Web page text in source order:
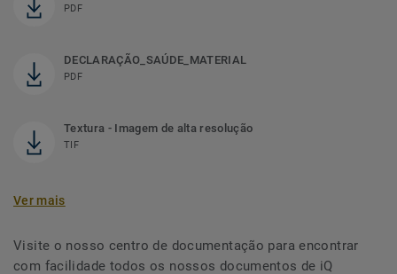
PDF
DECLARAÇÃO_SAÚDE_MATERIAL
PDF
Textura - Imagem de alta resolução
TIF
Ver mais
Visite o nosso centro de documentação para encontrar
com facilidade todos os nossos documentos de iQ